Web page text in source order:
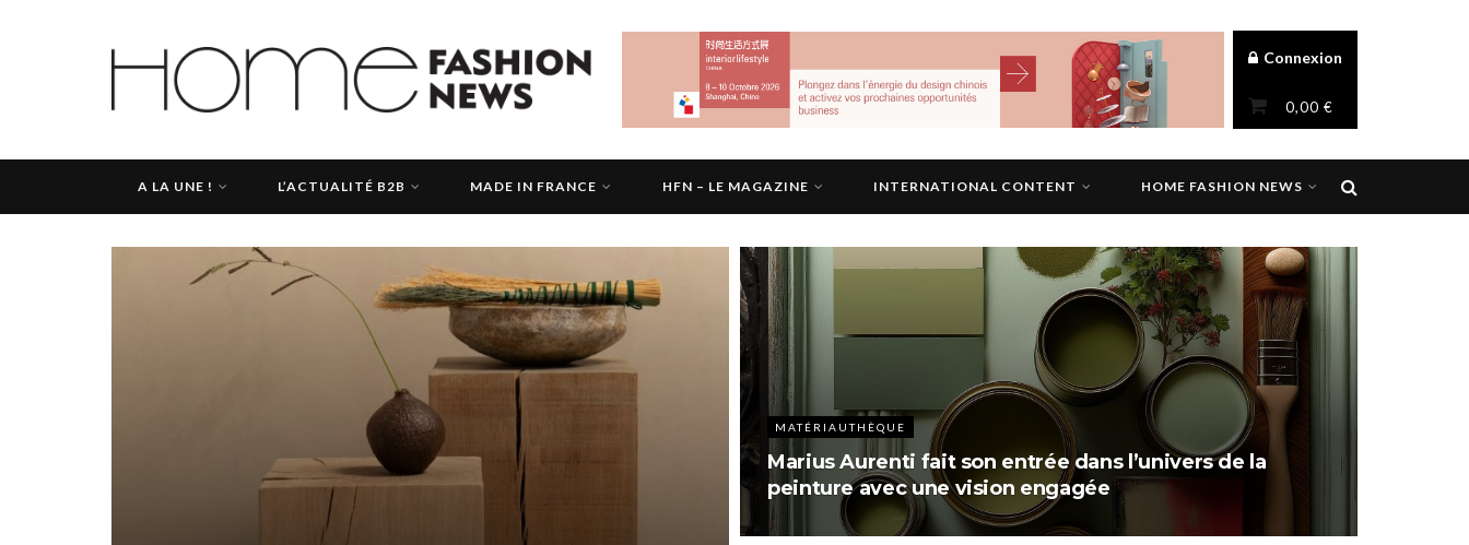
Connexion
0,00 €
A LA UNE ! L’ACTUALITÉ B2B MADE IN FRANCE HFN – LE MAGAZINE INTERNATIONAL CONTENT HOME FASHION NEWS
MATÉRIAUTHÈQUE
Marius Aurenti fait son entrée dans l’univers de la
peinture avec une vision engagée